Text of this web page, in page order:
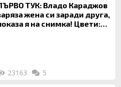
ТУК: Владо Караджов
жена си заради друга,
я на снимка! Цвети:
23163 5